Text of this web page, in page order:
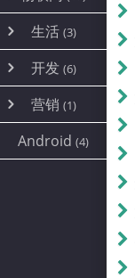
容器
游戏 (7)
饥荒(7)
云服务商(4)
WEB源码(6)
建站(5)
办公(4)
图片 (2)
文件
系统 (35)
AI(10)
路由器
随身wifi(1)
mobile(14)
刷机
magisk
生活 (3)
线报
sim卡(1)
开发 (6)
编译
JavaScript(2)
python(2)
营销 (1)
公关(1)
SEO(1)
Android (4)